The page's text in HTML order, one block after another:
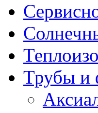
Трубы и